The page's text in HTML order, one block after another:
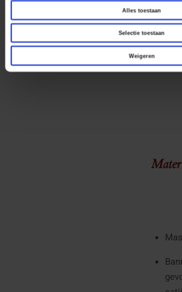
Alles toestaan
Selectie toestaan
Weigeren